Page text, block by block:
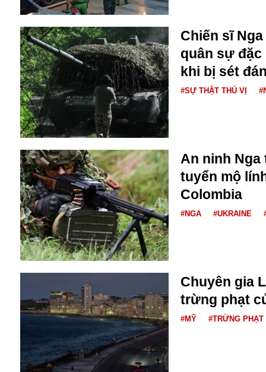
Biển Đen
Bình Định
Bulgaria
Biến chủng
Baikal
Bakhmut
Bulagria
Crimea
Chính trị
Công nghệ
Chuyện hay
Chuyện lạ
Cuộc sống quanh ta
Casino
Chiến tranh thương mại
Chi hội phụ nữ TTTM Mátxcơva
Chợ Vòm
Cảnh sát
Cao tốc
Canada
Chiến sĩ
quân sự đặc
khi bị sét
#SỰ THẬT THÚ VỊ
An ninh Nga
tuyển mộ
Colombia
#NGA #UKRAINE
Chuyên gia
trừng phạt
#MỸ #TRỪNG PHẠT